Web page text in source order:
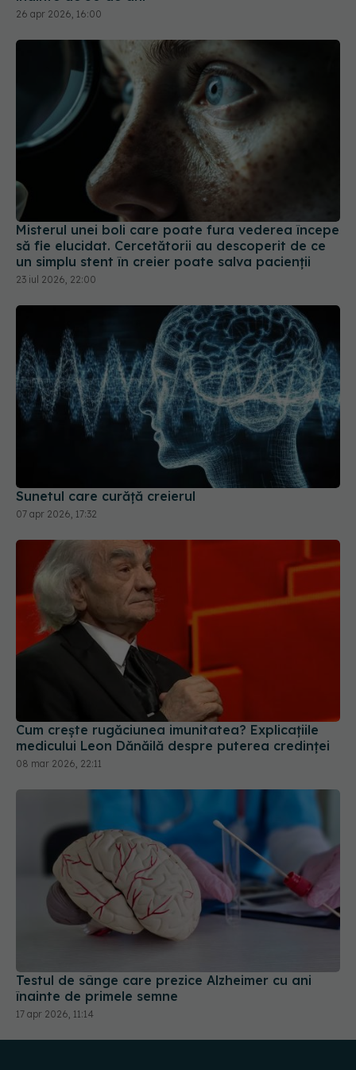
26 apr 2026, 16:00
Misterul unei boli care poate fura vederea începe
să fie elucidat. Cercetătorii au descoperit de ce
un simplu stent în creier poate salva pacienții
23 iul 2026, 22:00
Sunetul care curăță creierul
07 apr 2026, 17:32
Cum crește rugăciunea imunitatea? Explicațiile
medicului Leon Dănăilă despre puterea credinței
08 mar 2026, 22:11
Testul de sânge care prezice Alzheimer cu ani
înainte de primele semne
17 apr 2026, 11:14